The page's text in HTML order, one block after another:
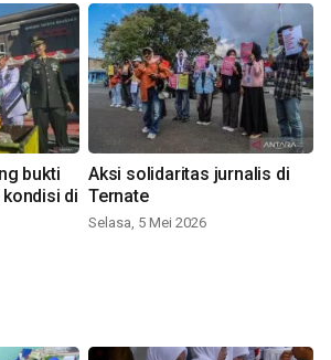
bukti
di
Aksi solidaritas jurnalis di
Ternate
Selasa, 5 Mei 2026